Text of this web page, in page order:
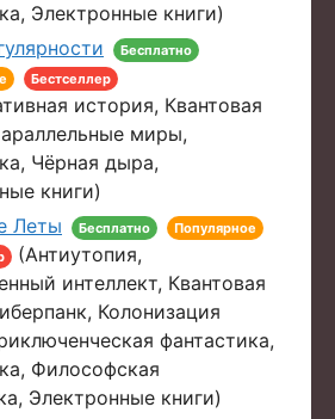
Электронные книги)
Бесплатно
Бестселлер
история, Квантовая
миры,
Чёрная дыра,
книги)
Леты
Бесплатно
Популярное
(Антиутопия,
интеллект, Квантовая
Колонизация
фантастика,
Философская
Электронные книги)